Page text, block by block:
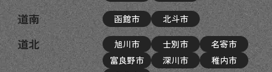
道南 函館市 北斗市
道北 旭川市 士別市
名寄市
富良野市
深川市
稚内市